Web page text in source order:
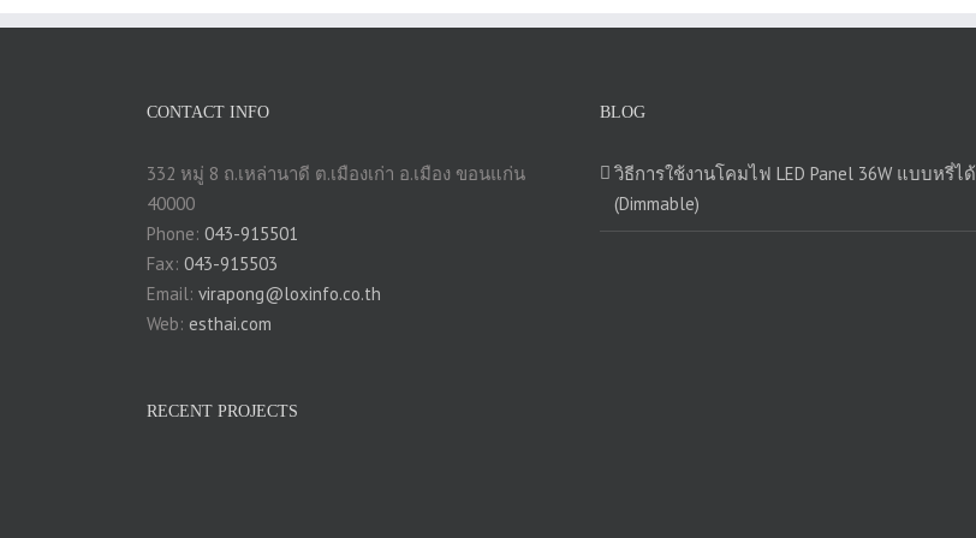
CONTACT INFO
332 หมู่ 8 ถ.เหล่านาดี ต.เมืองเก่า อ.เมือง ขอนแก่น
40000
Phone: 043-915501
Fax: 043-915503
Email: virapong@loxinfo.co.th
Web: esthai.com
RECENT PROJECTS
BLOG
วิธีการใช้งานโคมไฟ LED Panel 36W แบบหรี่ได้
(Dimmable)